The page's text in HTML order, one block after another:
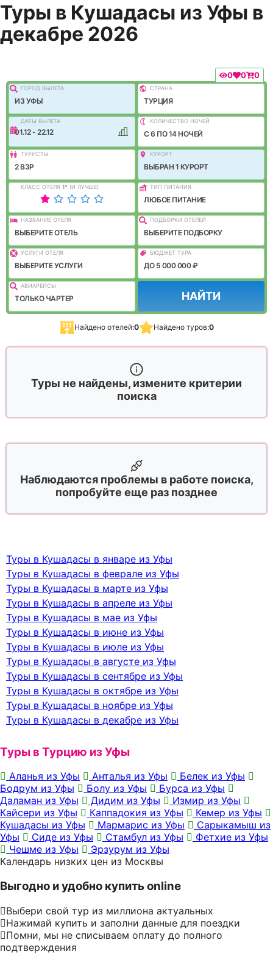
Туры в Кушадасы из Уфы в
декабре 2026
0 0 0
ГОРОД ВЫЛEТА
ИЗ УФЫ
СТРАНА
ТУРЦИЯ
ДАТЫ ВЫЛЕТА
01.12 - 22.12
КОЛИЧЕСТВО НОЧЕЙ
C 6 ПО 14 НОЧЕЙ
ТУРИСТЫ
2 ВЗР
КУРОРТ
ВЫБРАН 1 КУРОРТ
КЛАСС ОТЕЛЯ 1* (И ЛУЧШЕ) ТИП ПИТАНИЯ
ЛЮБОЕ ПИТАНИЕ
НАЗВАНИЕ ОТЕЛЯ
ВЫБЕРИТЕ ОТЕЛЬ
ПОДБОРКИ ОТЕЛЕЙ
ВЫБЕРИТЕ ПОДБОРКУ
УСЛУГИ ОТЕЛЯ
ВЫБЕРИТЕ УСЛУГИ
БЮДЖЕТ ТУРА
ДО 5 000 000 ₽
АВИАРЕЙСЫ
ТОЛЬКО ЧАРТЕР НАЙТИ
Найдено отелей:0 Найдено туров:0
Туры не найдены, измените критерии
поиска
Наблюдаются проблемы в работе поиска,
попробуйте еще раз позднее
Туры в Кушадасы в январе из Уфы
Туры в Кушадасы в феврале из Уфы
Туры в Кушадасы в марте из Уфы
Туры в Кушадасы в апреле из Уфы
Туры в Кушадасы в мае из Уфы
Туры в Кушадасы в июне из Уфы
Туры в Кушадасы в июле из Уфы
Туры в Кушадасы в августе из Уфы
Туры в Кушадасы в сентябре из Уфы
Туры в Кушадасы в октябре из Уфы
Туры в Кушадасы в ноябре из Уфы
Туры в Кушадасы в декабре из Уфы
Туры в Турцию из Уфы
Аланья из Уфы Анталья из Уфы
Белек из Уфы
Бодрум из Уфы
Болу из Уфы
Бурса из Уфы
Даламан из Уфы
Дидим из Уфы
Измир из Уфы
Кайсери из Уфы
Каппадокия из Уфы
Кемер из Уфы
Кушадасы из Уфы
Мармарис из Уфы
Сарыкамыш из
Уфы
Сиде из Уфы Стамбул из Уфы
Фетхие из Уфы
Чешме из Уфы
Эрзурум из Уфы
Календарь низких цен из Москвы
Выгодно и удобно купить online
Выбери свой тур из миллиона актуальных
Нажимай купить и заполни данные для поездки
Помни, мы не списываем оплату до полного
подтверждения